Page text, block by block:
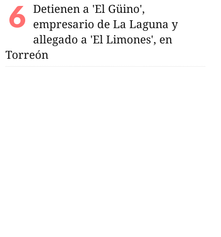
Almada ya está
asumir el proyecto
A2026
Detienen a 'El Güino',
empresario de La Laguna y
allegado a 'El Limones', en
Torreón